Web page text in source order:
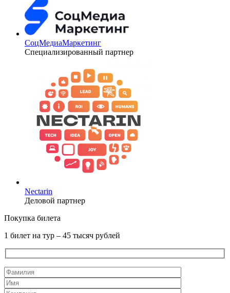
СоцМедиаМаркетинг
Специализированный партнер
Nectarin
Деловой партнер
Покупка билета
1 билет на тур – 45 тысяч рублей